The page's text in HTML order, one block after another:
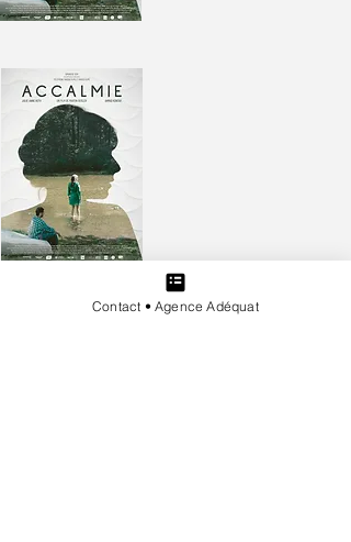
SÉLECTION
Festival
Music & Cinéma
Contact • Agence Adéquat